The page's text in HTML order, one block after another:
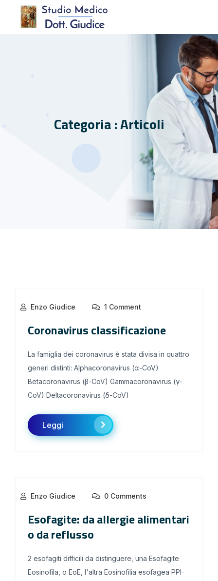
Categoria : Articoli
Enzo Giudice 1 Comment
Coronavirus classificazione
La famiglia dei coronavirus è stata divisa in quattro
generi distinti: Alphacoronavirus (α-CoV)
Betacoronavirus (β-CoV) Gammacoronavirus (γ-
CoV) Deltacoronavirus (δ-CoV)
Leggi
Enzo Giudice 0 Comments
Esofagite: da allergie alimentari
o da reflusso
2 esofagiti difficili da distinguere, una Esofagite
Eosinofila, o EoE, l'altra Eosinofilia esofagea PPI-